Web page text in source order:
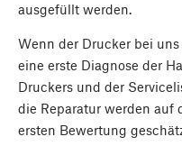
ausgefüllt werden.
Wenn der Drucker bei
eine erste Diagnose der
Druckers und der
die Reparatur werden auf
ersten Bewertung